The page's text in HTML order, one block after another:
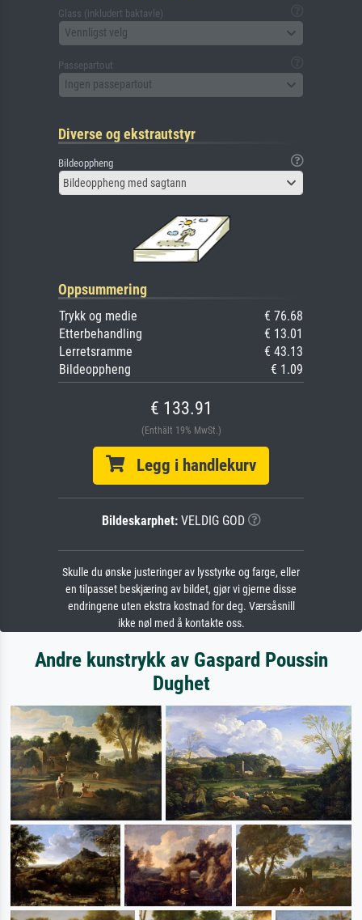
Glass (inkludert baktavle)
Vennligst velg
Passepartout
Ingen passepartout
Diverse og ekstrautstyr
Bildeoppheng
Bildeoppheng med sagtann
Oppsummering
Trykk og medie
€ 76.68
Etterbehandling
€ 13.01
Lerretsramme
€ 43.13
Bildeoppheng
€ 1.09
€ 133.91
(Enthält 19% MwSt.)
Legg i handlekurv
Bildeskarphet:VELDIG GOD
Skulle du ønske justeringer av lysstyrke og farge, eller
en tilpasset beskjæring av bildet, gjør vi gjerne disse
endringene uten ekstra kostnad for deg. Værsåsnill
ikke nøl med å kontakte oss.
Andre kunstrykk av Gaspard Poussin
Dughet